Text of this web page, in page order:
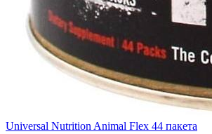
Universal Nutrition Animal Flex 44 пакета